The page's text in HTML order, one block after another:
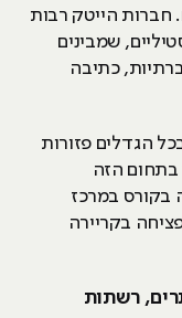
חברות הייטק רבות
שמבינים
כתיבה
הגדלים פזורות
בתחום הזה
בקורס במרכז
בקריירה
רשתות